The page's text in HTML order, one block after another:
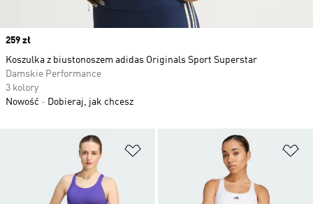
Dodaj do listy życzeń
Price
259 zł
Koszulka z biustonoszem adidas Originals Sport Superstar
Damskie Performance
3 kolory
Nowość
Dobieraj, jak chcesz